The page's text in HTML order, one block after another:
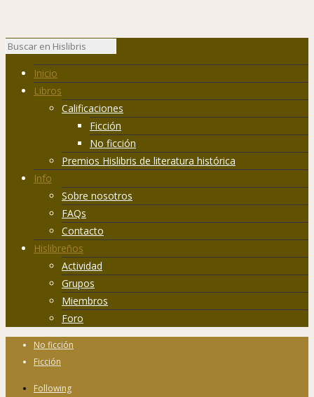
Inicio
Libros
Calificaciones
Ficción
No ficción
Premios Hislibris de literatura histórica
Info
Sobre nosotros
FAQs
Contacto
Hislibreños
Actividad
Grupos
Miembros
Foro
No ficción
Ficción
Following